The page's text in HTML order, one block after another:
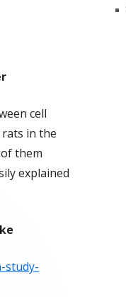
(MCS)
BELAGERUNG
SIEGE
cell
in the
them
explained
study-